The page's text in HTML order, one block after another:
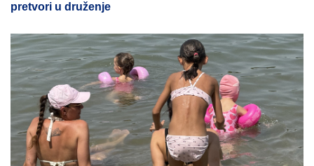
pretvori u druženje